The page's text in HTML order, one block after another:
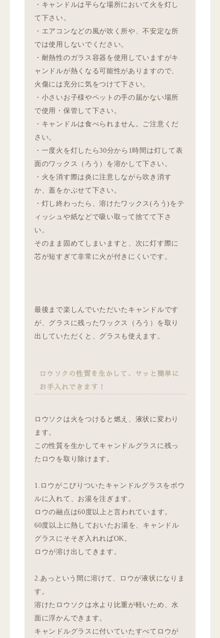
・キャンドルは平らな場所において火を灯し
て下さい。
・エアコンなどの風が吹く所や、不安定な所
では使用しないでください。
・耐熱性のガラス容器を使用していますがキ
ャンドルが熱くなる可能性がありますので、
火傷には充分に気をつけて下さい。
・小さいお子様やペットの手の届かない場所
で使用・保管して下さい。
・キャンドルは食べられません。ご注意くだ
さい。
・一度火を灯したら30分から1時間は灯して表
面のワックス（ろう）を溶かして下さい。
・火を消す際は炎に注意しながら吹き消す
か、蓋をかぶせて下さい。
・灯し終わったら、溶けたワックス(ろう)をテ
ィッシュや紙などで吸い取って捨てて下さ
い。
そのまま固めてしまいますと、次に灯す際に
芯が短すぎて非常に火が付きにくいです。
最後まで楽しんでいただいたキャンドルです
が、グラスに残ったワックス（ろう）を取り
出していただくと、グラスも使えます。
ロウソクの性質を生かして、サッと簡単に
お手入れできます！
ロウソクは火をつけると燃え、液状に変わり
ます。
この性質を生かしてキャンドルグラスに残っ
たロウを取り除けます。
1.ロウがこびりついたキャンドルグラスをボウ
ルに入れて、お湯を注ぎます。
ロウの融点は60度以上と言われています。
60度以上に熱しておいたお湯を、キャンドル
グラスにそそぎ入れればOK。
ロウが溶け出してきます。
2.あっという間に溶けて、ロウが液状になりま
す。
溶けたロウソクは水より比重が軽いため、水
面に浮かんできます。
キャンドルグラスに付いていたすべてロウが